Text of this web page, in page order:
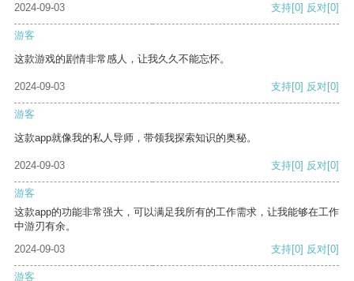
2024-09-03
支持[0] 反对[0]
游客
这款游戏的剧情非常感人，让我久久不能忘怀。
2024-09-03 支持[0] 反对[0]
游客
这款app就像我的私人导师，带领我探索知识的奥秘。
2024-09-03 支持[0] 反对[0]
游客
这款app的功能非常强大，可以满足我所有的工作需求，让我能够在工作
中游刃有余。
2024-09-03
支持[0] 反对[0]
游客